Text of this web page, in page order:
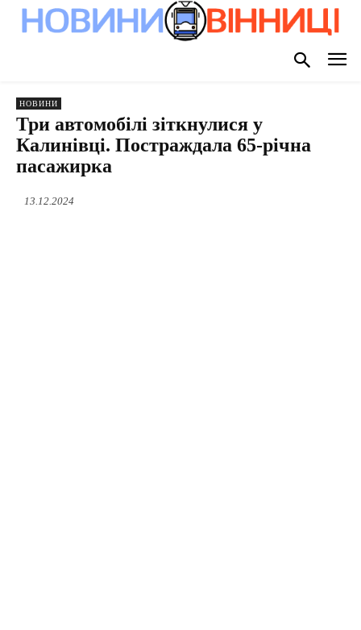
НОВИНИ
Три автомобілі зіткнулися у
Калинівці. Постраждала 65-річна
пасажирка
13.12.2024